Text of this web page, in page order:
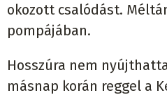
okozott csalódást.
pompájában.
Hosszúra nem
másnap korán reggel a